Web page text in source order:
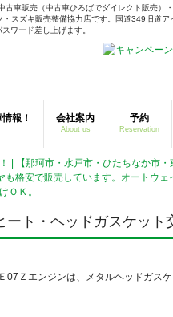
車販売（中古車ひろばでダイレクト販売）
ズキ販売整備協力店です。国道349旧道ア
ワード差し上げます。
報！ 会社案内
About us
予約
Reservation
| 【那珂市・水戸市・ひたちなか市
格安で販売しています。オートウ
ＯＫ。
ト・ヘッドガスケット
07Ｚエンジンは、メタルヘッドガス